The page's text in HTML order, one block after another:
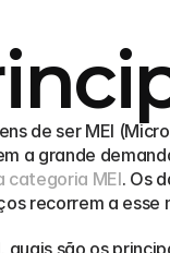
de ser MEI
a grande
categoria MEI. Os
recorrem a esse
quais são os